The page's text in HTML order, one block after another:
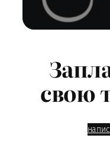
свою